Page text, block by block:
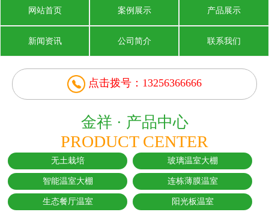
网站首页 案例展示 产品展示
新闻资讯 公司简介 联系我们
点击拨号：13256366666
金祥 · 产品中心
PRODUCT CENTER
无土栽培 玻璃温室大棚
智能温室大棚 连栋薄膜温室
生态餐厅温室 阳光板温室